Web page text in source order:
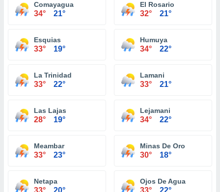
Comayagua
34° 21°
El Rosario
32° 21°
Esquias
33° 19°
Humuya
34° 22°
La Trinidad
33° 22°
Lamani
33° 21°
Las Lajas
28° 19°
Lejamani
34° 22°
Meambar
33° 23°
Minas De Oro
30° 18°
Netapa
33° 20°
Ojos De Agua
33° 22°